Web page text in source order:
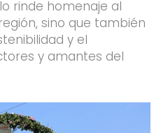
rinde homenaje al
sino que también
y el
y amantes del